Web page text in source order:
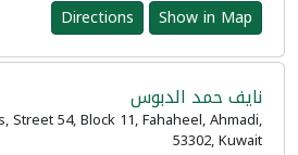
Show in Map
Directions
نايف حمد الدبوس
Street 54, Block 11, Fahaheel, Ahmadi,
53302, Kuwait